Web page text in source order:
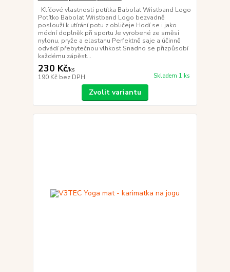
Klíčové vlastnosti potítka Babolat Wristband Logo
Potítko Babolat Wristband Logo bezvadně
poslouží k utírání potu z obličeje Hodí se i jako
módní doplněk při sportu Je vyrobené ze směsi
nylonu, pryže a elastanu Perfektně saje a účinně
odvádí přebytečnou vlhkost Snadno se přizpůsobí
každému zápěst...
230 Kč/ks
190 Kč bez DPH Skladem 1 ks
Zvolit variantu